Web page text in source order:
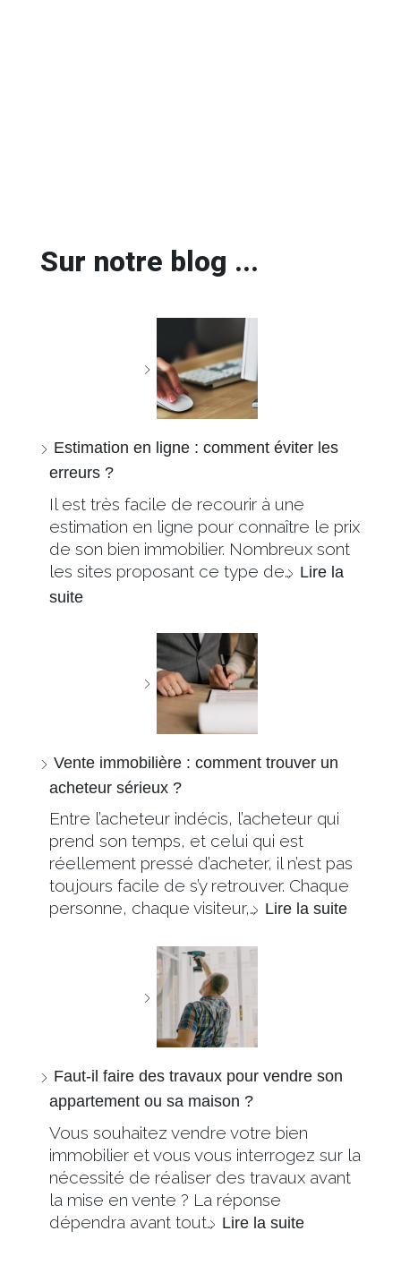
Sur notre blog ...
Estimation en ligne : comment éviter les
erreurs ?
Il est très facile de recourir à une
estimation en ligne pour connaître le prix
de son bien immobilier. Nombreux sont
les sites proposant ce type de… Lire la
suite
Vente immobilière : comment trouver un
acheteur sérieux ?
Entre l’acheteur indécis, l’acheteur qui
prend son temps, et celui qui est
réellement pressé d’acheter, il n’est pas
toujours facile de s’y retrouver. Chaque
personne, chaque visiteur,… Lire la suite
Faut-il faire des travaux pour vendre son
appartement ou sa maison ?
Vous souhaitez vendre votre bien
immobilier et vous vous interrogez sur la
nécessité de réaliser des travaux avant
la mise en vente ? La réponse
dépendra avant tout… Lire la suite